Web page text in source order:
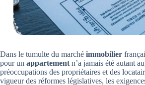
Dans le tumulte du marché immobilier
pour un appartement n’a jamais été autant
préoccupations des propriétaires et des
vigueur des réformes législatives, les